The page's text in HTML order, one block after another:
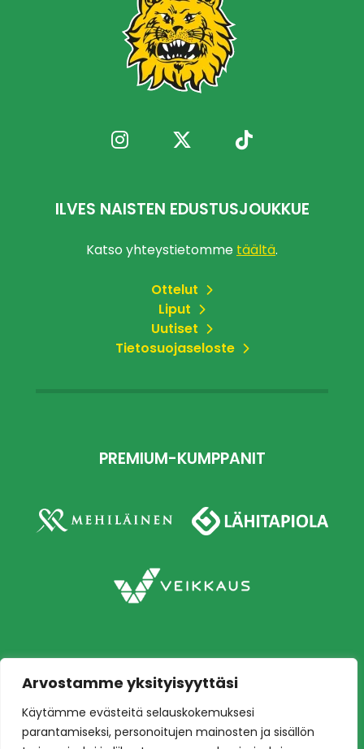
Arvostamme yksityisyyttäsi
Käytämme evästeitä selauskokemuksesi
parantamiseksi, personoitujen mainosten ja sisällön
ILVES NAISTEN EDUSTUSJOUKKUE
Katso yhteystietomme täältä.
Ottelut
Liput
Uutiset
Tietosuojaseloste
PREMIUM-KUMPPANIT
edustusjoukkue
Toteutus:Mainostoimisto Värikäs